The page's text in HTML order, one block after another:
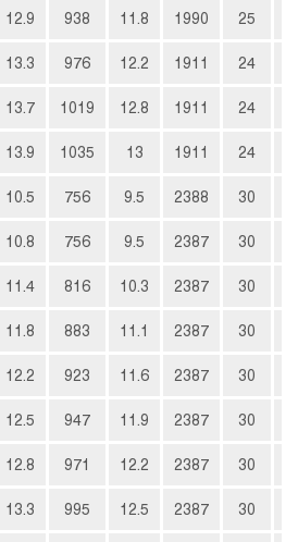
12.9 938 11.8 1990 25
13.3 976 12.2 1911 24
13.7 1019 12.8 1911 24
13.9 1035 13 1911 24
10.5 756 9.5 2388 30
10.8 756 9.5 2387 30
11.4 816 10.3 2387 30
11.8 883 11.1 2387 30
12.2 923 11.6 2387 30
12.5 947 11.9 2387 30
12.8 971 12.2 2387 30
13.3 995 12.5 2387 30